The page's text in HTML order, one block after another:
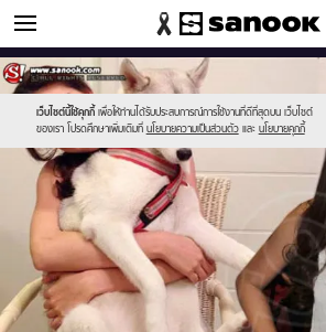
ข่าวบันเทิง
เว็บไซต์นี้ใช้คุกกี้ เพื่อให้ท่านได้รับประสบการณ์การใช้งานที่ดีที่สุดบน เว็บไซต์
ของเรา โปรดศึกษาเพิ่มเติมที่ นโยบายความเป็นส่วนตัว และ นโยบายคุกกี้
Sanook
//s.isanook.com/sr/0/images/logo-
new-
sanook.png
600
60
//s.isanook.com/ns/0/ud/285/1429906/untitled-
1_copy.jpg